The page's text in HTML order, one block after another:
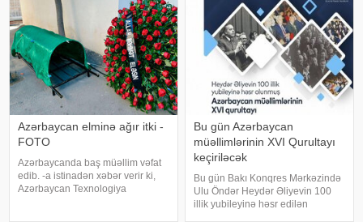
Azərbaycan elminə ağır itki -
FOTO
Azərbaycanda baş müəllim vəfat
edib. -a istinadən xəbər verir ki,
Azərbaycan Texnologiya
Bu gün Azərbaycan
müəllimlərinin XVI Qurultayı
keçiriləcək
Bu gün Bakı Konqres Mərkəzində
Ulu Öndər Heydər Əliyevin 100
illik yubileyinə həsr edilən